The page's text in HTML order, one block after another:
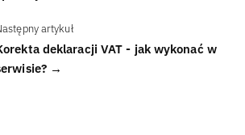
artykuł
deklaracji VAT - jak wykonać w
→